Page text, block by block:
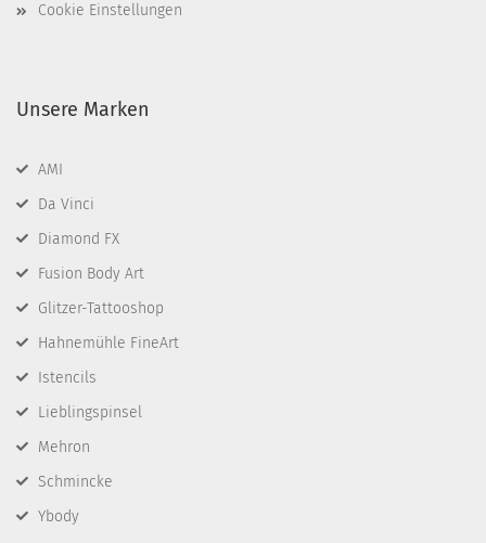
Cookie Einstellungen
Unsere Marken
AMI
Da Vinci
Diamond FX
Fusion Body Art
Glitzer-Tattooshop
Hahnemühle FineArt
Istencils
Lieblingspinsel
Mehron
Schmincke
Ybody